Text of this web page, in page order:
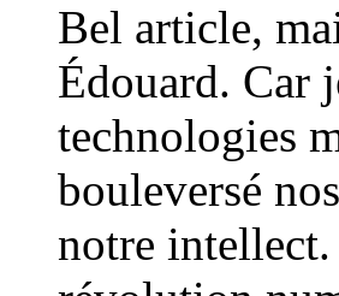
Bel article,
Édouard. Car
technologies
bouleversé
notre intellect.